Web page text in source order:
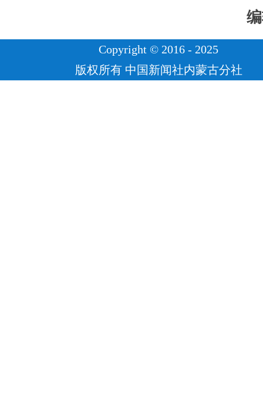
Copyright © 2016 - 2025
版权所有 中国新闻社内蒙古分社